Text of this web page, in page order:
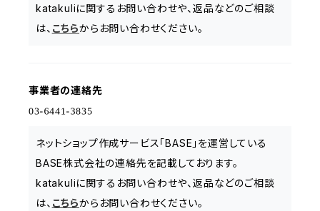
katakuliに関するお問い合わせや、返品などのご相談
は、 こちらからお問い合わせください。
事業者の連絡先
ネットショップ作成サービス「BASE」を運営している
BASE株式会社の連絡先を記載しております。
katakuliに関するお問い合わせや、返品などのご相談
は、 こちらからお問い合わせください。